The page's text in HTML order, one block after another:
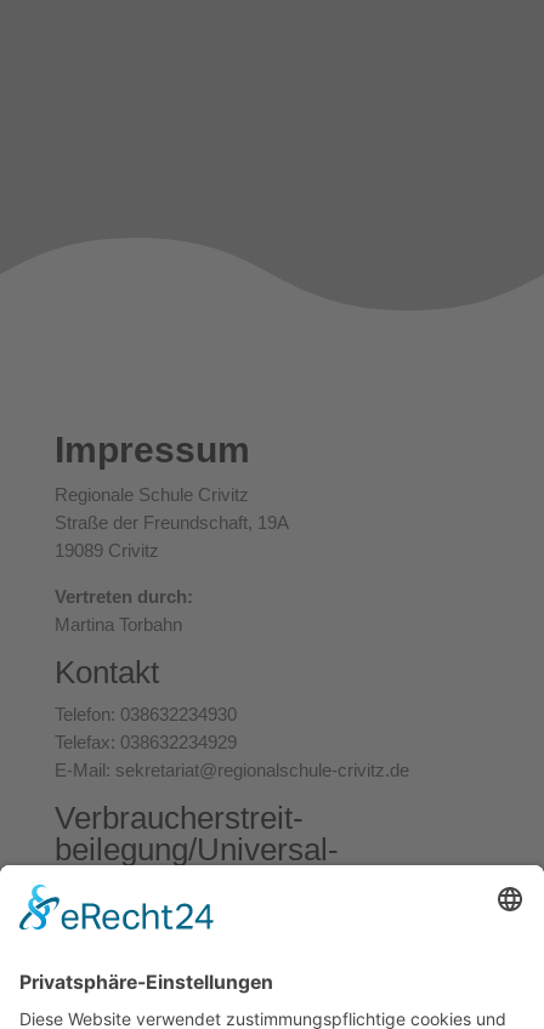
Impressum
Regionale Schule Crivitz
Straße der Freundschaft, 19A
19089 Crivitz
Vertreten durch:
Martina Torbahn
Kontakt
Telefon: 038632234930
Telefax: 038632234929
E-Mail: sekretariat@regionalschule-crivitz.de
Verbraucher­streit­
beilegung/Universal­
Wir sind nicht bereit oder verpflichtet, an
Verbraucherschlichtungsstelle teilzunehmen.